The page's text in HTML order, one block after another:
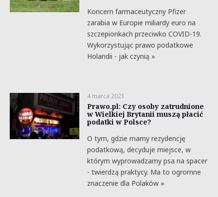
Koncern farmaceutyczny Pfizer
zarabia w Europie miliardy euro na
szczepionkach przeciwko COVID-19.
Wykorzystując prawo podatkowe
Holandii - jak czynią »
4 marca 2021
Prawo.pl: Czy osoby zatrudnione
w Wielkiej Brytanii muszą płacić
podatki w Polsce?
O tym, gdzie mamy rezydencję
podatkową, decyduje miejsce, w
którym wyprowadzamy psa na spacer
- twierdzą praktycy. Ma to ogromne
znaczenie dla Polaków »